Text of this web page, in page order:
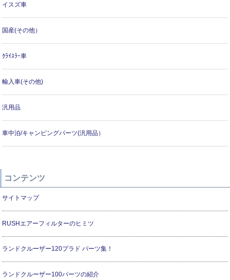
イスズ車
国産(その他）
ｸﾗｲｽﾗｰ車
輸入車(その他)
汎用品
車中泊/キャンピングパーツ(汎用品）
コンテンツ
サイトマップ
RUSHエアーフィルターのヒミツ
ランドクルーザー120プラド パーツ集！
ランドクルーザー100パーツの紹介